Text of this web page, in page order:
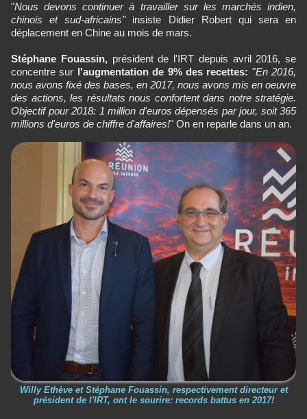
"Nous devons continuer à travailler sur les marchés indien,
chinois et sud-africains"insiste Didier Robert qui sera en
déplacement en Chine au mois de mars.
Stéphane Fouassin,président de l'IRT depuis avril 2016, se
concentre sur l'augmentation de 9% des recettes: "En 2016,
nous avons fixé des bases, en 2017, nous avons mis en oeuvre
des actions, les résultats nous confortent dans notre stratégie.
Objectif pour 2018: 1 million d'euros dépensés par jour, soit 365
millions d'euros de chiffre d'affaires!" On en reparle dans un an.
Willy Ethève et Stéphane Fouassin, respectivement directeur et
président de l'IRT, ont le sourire: records battus en 2017!